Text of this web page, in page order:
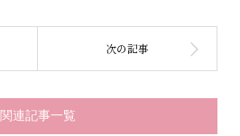
関連記事一覧